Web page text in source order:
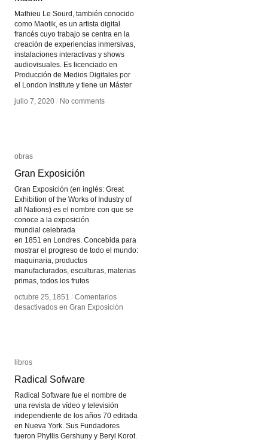
Mathieu Le Sourd, también conocido
como Maotik, es un artista digital
francés cuyo trabajo se centra en la
creación de experiencias inmersivas,
instalaciones interactivas y shows
audiovisuales. Es licenciado en
Producción de Medios Digitales por
el London Institute y tiene un Máster
julio 7, 2020 / No comments
julio 7, 2020 / No comments
obras
Gran Exposición
Gran Exposición (en inglés: Great
Exhibition of the Works of Industry of
all Nations) es el nombre con que se
conoce a la exposición
mundial celebrada
en 1851 en Londres. Concebida para
mostrar el progreso de todo el mundo:
maquinaria, productos
manufacturados, esculturas, materias
primas, todos los frutos
octubre 25, 1851 / Comentarios
desactivados en Gran Exposición
obras
Gran Exposición
octubre 25, 1851 / Comentarios
desactivados en Gran Exposición
libros
Radical Sofware
Radical Software fue el nombre de
una revista de vídeo y televisión
independiente de los años 70 editada
en Nueva York. Sus Fundadores
fueron Phyllis Gershuny y Beryl Korot.
libros
Radical Sofware